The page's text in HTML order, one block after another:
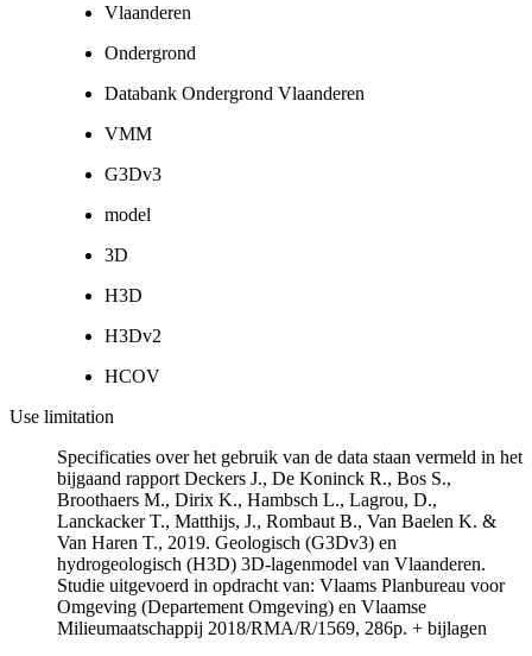
Vlaanderen
Ondergrond
Databank Ondergrond Vlaanderen
VMM
G3Dv3
model
3D
H3D
H3Dv2
HCOV
Use limitation
Specificaties over het gebruik van de data staan vermeld in het
bijgaand rapport Deckers J., De Koninck R., Bos S.,
Broothaers M., Dirix K., Hambsch L., Lagrou, D.,
Lanckacker T., Matthijs, J., Rombaut B., Van Baelen K. &
Van Haren T., 2019. Geologisch (G3Dv3) en
hydrogeologisch (H3D) 3D-lagenmodel van Vlaanderen.
Studie uitgevoerd in opdracht van: Vlaams Planbureau voor
Omgeving (Departement Omgeving) en Vlaamse
Milieumaatschappij 2018/RMA/R/1569, 286p. + bijlagen